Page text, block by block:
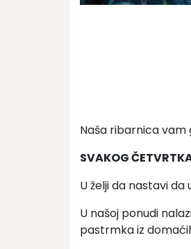
Naša ribarnica vam
SVAKOG
U želji da nastavi
U našoj ponudi
pastrmka iz